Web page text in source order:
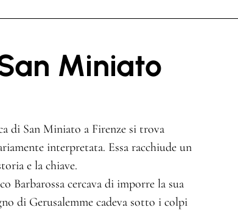
Miniato
di San Miniato a Firenze si trova
interpretata. Essa racchiude un
e la chiave.
Barbarossa cercava di imporre la sua
di Gerusalemme cadeva sotto i colpi